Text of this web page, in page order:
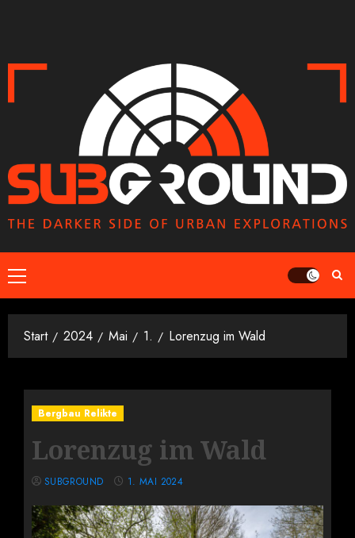
Primäres
Menü
Start 2024 Mai 1. Lorenzug im Wald
Bergbau Relikte
Lorenzug im Wald
SUBGROUND 1. MAI 2024